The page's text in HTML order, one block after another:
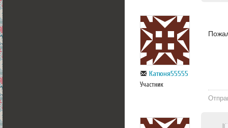
Катюня55555
Участник